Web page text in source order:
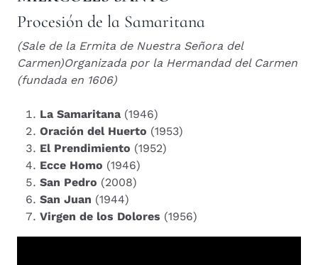
Procesión de la Samaritana
(Sale de la Ermita de Nuestra Señora del
Carmen)Organizada por la Hermandad del Carmen
(fundada en 1606)
La Samaritana (1946)
Oración del Huerto (1953)
El Prendimiento (1952)
Ecce Homo (1946)
San Pedro (2008)
San Juan (1944)
Virgen de los Dolores (1956)